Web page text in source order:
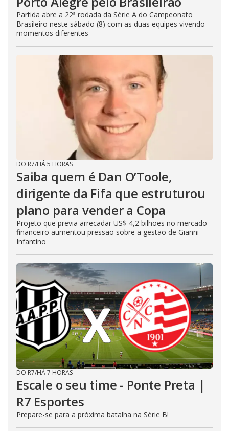
Partida abre a 22ª rodada da Série A do Campeonato
Brasileiro neste sábado (8) com as duas equipes vivendo
momentos diferentes
DO R7/HÁ 5 HORAS
Saiba quem é Dan O’Toole,
dirigente da Fifa que estruturou
plano para vender a Copa
Projeto que previa arrecadar US$ 4,2 bilhões no mercado
financeiro aumentou pressão sobre a gestão de Gianni
Infantino
DO R7/HÁ 7 HORAS
Escale o seu time - Ponte Preta |
R7 Esportes
Prepare-se para a próxima batalha na Série B!